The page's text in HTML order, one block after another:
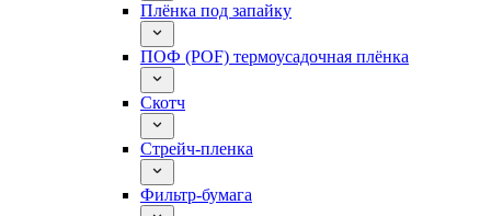
Плёнка под запайку
ПОФ (POF) термоусадочная плёнка
Скотч
Стрейч-пленка
Фильтр-бумага